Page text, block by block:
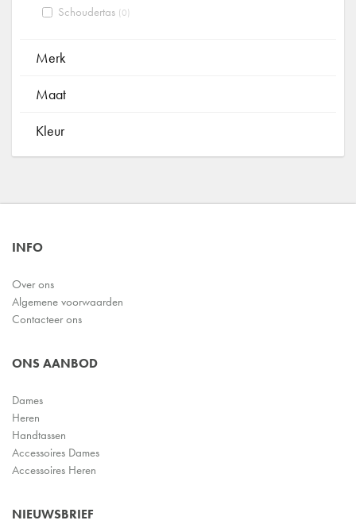
Schoudertas (0)
Merk
Maat
Kleur
INFO
Over ons
Algemene voorwaarden
Contacteer ons
ONS AANBOD
Dames
Heren
Handtassen
Accessoires Dames
Accessoires Heren
NIEUWSBRIEF